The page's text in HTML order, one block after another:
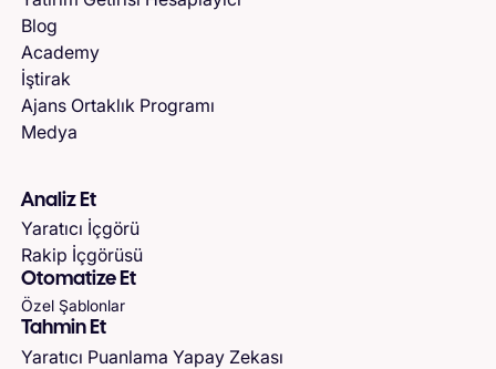
Blog
Academy
İştirak
Ajans Ortaklık Programı
Medya
Analiz Et
Yaratıcı İçgörü
Rakip İçgörüsü
Otomatize Et
Özel Şablonlar
Tahmin Et
Yaratıcı Puanlama Yapay Zekası